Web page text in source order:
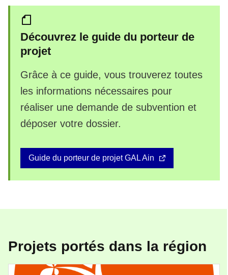
Découvrez le guide du porteur de
projet
Grâce à ce guide, vous trouverez toutes
les informations nécessaires pour
réaliser une demande de subvention et
déposer votre dossier.
Guide du porteur de projet GAL Ain
Projets portés dans la région